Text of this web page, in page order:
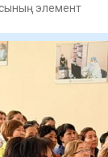
элемент